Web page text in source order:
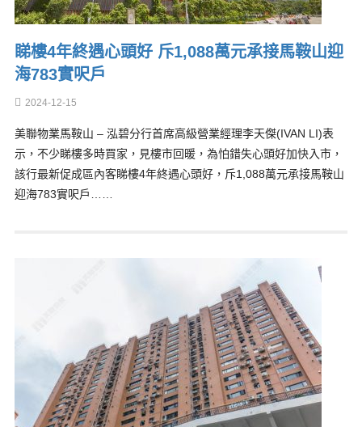
睇樓4年終遇心頭好 斥1,088萬元承接馬鞍山迎
海783實呎戶
2024-12-15
美聯物業馬鞍山 – 泓碧分行首席高級營業經理李天傑(IVAN LI)表
示，不少睇樓多時買家，見樓市回暖，為怕錯失心頭好加快入市，
該行最新促成區內客睇樓4年終遇心頭好，斥1,088萬元承接馬鞍山
迎海783實呎戶……